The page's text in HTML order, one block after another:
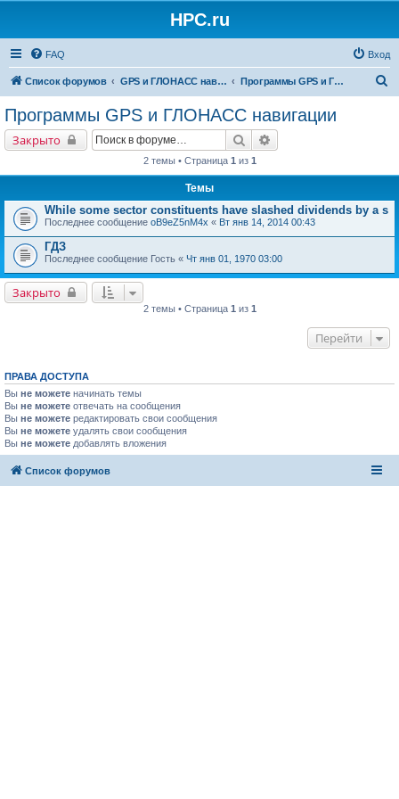
HPC.ru
FAQ Вход
Список форумов GPS и ГЛОНАСС навигация и оборудование для навигации Программы GPS и ГЛОНАСС навигации
Программы GPS и ГЛОНАСС навигации
Закрыто Поиск
2 темы • Страница 1 из 1
Темы
While some sector constituents have slashed dividends by a s
Последнее сообщение oB9eZ5nM4x « Вт янв 14, 2014 00:43
ГДЗ
Последнее сообщение Гость « Чт янв 01, 1970 03:00
Закрыто
2 темы • Страница 1 из 1
Перейти
ПРАВА ДОСТУПА
Вы не можете начинать темы
Вы не можете отвечать на сообщения
Вы не можете редактировать свои сообщения
Вы не можете удалять свои сообщения
Вы не можете добавлять вложения
Список форумов